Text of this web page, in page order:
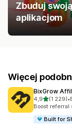
Zbuduj
aplikacjom
Więcej
BixGrow
4,9na 5(1 229)
Łączna liczba
•
Boost referral
Built for